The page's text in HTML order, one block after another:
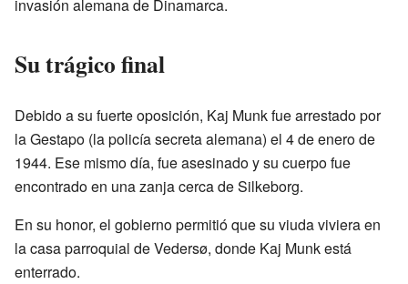
invasión alemana de Dinamarca.
Su trágico final
Debido a su fuerte oposición, Kaj Munk fue arrestado por
la Gestapo (la policía secreta alemana) el 4 de enero de
1944. Ese mismo día, fue asesinado y su cuerpo fue
encontrado en una zanja cerca de Silkeborg.
En su honor, el gobierno permitió que su viuda viviera en
la casa parroquial de Vedersø, donde Kaj Munk está
enterrado.